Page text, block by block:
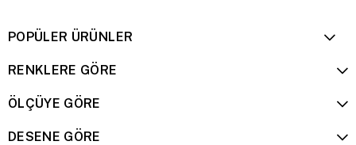
POPÜLER ÜRÜNLER
RENKLERE GÖRE
ÖLÇÜYE GÖRE
DESENE GÖRE